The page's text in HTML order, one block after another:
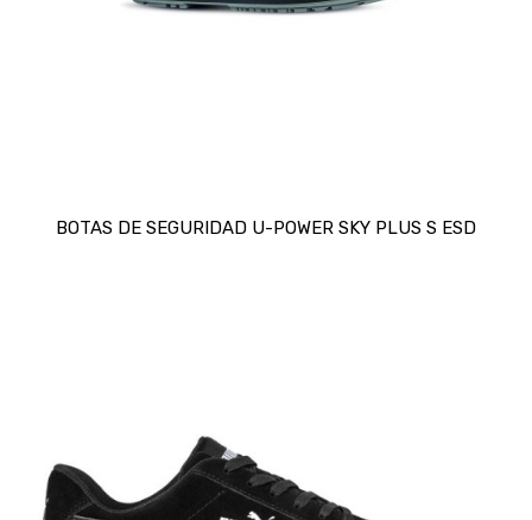
BOTAS DE SEGURIDAD U-POWER SKY PLUS S ESD